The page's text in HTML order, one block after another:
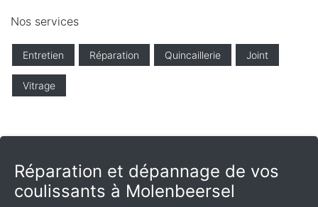
Nos services
Entretien Réparation Quincaillerie Joint
Vitrage
Réparation et dépannage de vos
coulissants à Molenbeersel